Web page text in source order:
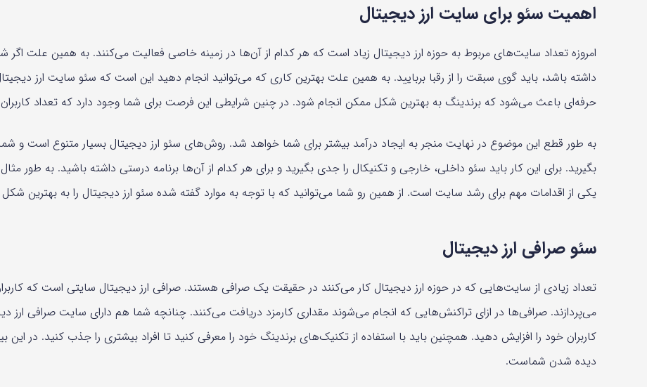
اهمیت سئو برای سایت ارز دیجیتال
امروزه تعداد سایت‌های مربوط به حوزه ارز دیجیتال زیاد است که هر کدام از آن‌ها در زمینه خاصی فعالیت می‌کنند. به همین علت
داشته باشد، باید گوی سبقت را از رقبا بربایید. به همین علت بهترین کاری که می‌توانید انجام دهید این است که سئو سایت ارز
حرفه‌ای باعث می‌شود که برندینگ به بهترین شکل ممکن انجام شود. در چنین شرایطی این فرصت برای شما وجود دارد که تعداد
به طور قطع این موضوع در نهایت منجر به ایجاد درآمد بیشتر برای شما خواهد شد. روش‌های سئو ارز دیجیتال بسیار متنوع است و
بگیرید. برای این کار باید سئو داخلی، خارجی و تکنیکال را جدی بگیرید و برای هر کدام از آن‌ها برنامه درستی داشته باشید. به طور
یکی از اقدامات مهم برای رشد سایت است. از همین رو شما می‌توانید که با توجه به موارد گفته شده سئو ارز دیجیتال را به بهترین
سئو صرافی ارز دیجیتال
تعداد زیادی از سایت‌هایی که در حوزه ارز دیجیتال کار می‌کنند در حقیقت یک صرافی هستند. صرافی ارز دیجیتال سایتی است که
می‌پردازند. صرافی‌ها در ازای تراکنش‌هایی که انجام می‌شوند مقداری کارمزد دریافت می‌کنند. چنانچه شما هم دارای سایت صرافی ارز
کاربران خود را افزایش دهید. همچنین باید با استفاده از تکنیک‌های برندینگ خود را معرفی کنید تا افراد بیشتری را جذب کنید. در
دیده شدن شماست.